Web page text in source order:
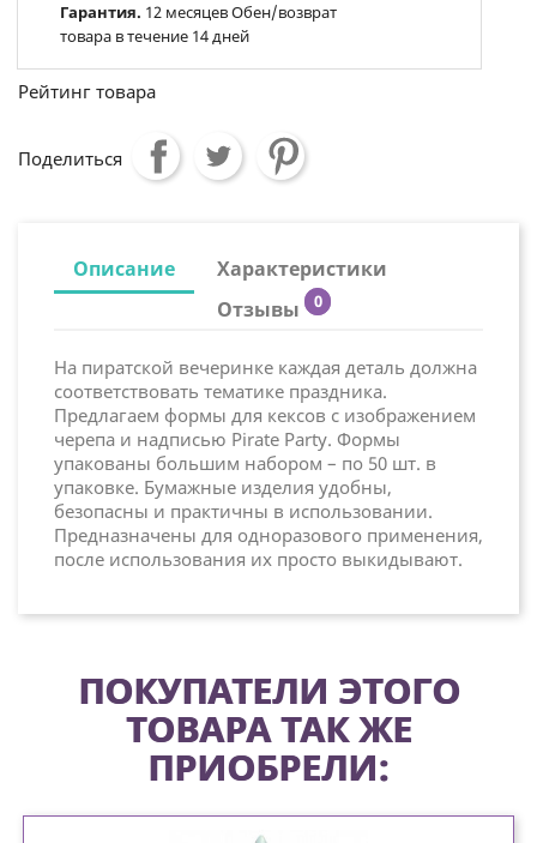
Гарантия. 12 месяцев Обен/возврат
товара в течение 14 дней
Рейтинг товара
Поделиться
Описание
Характеристики
Отзывы
0
На пиратской вечеринке каждая деталь должна
соответствовать тематике праздника.
Предлагаем формы для кексов с изображением
черепа и надписью Pirate Party. Формы
упакованы большим набором – по 50 шт. в
упаковке. Бумажные изделия удобны,
безопасны и практичны в использовании.
Предназначены для одноразового применения,
после использования их просто выкидывают.
ПОКУПАТЕЛИ ЭТОГО
ТОВАРА ТАК ЖЕ
ПРИОБРЕЛИ: